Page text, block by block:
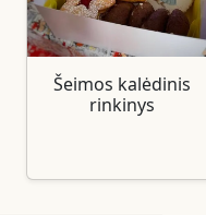
Šeimos kalėdinis
rinkinys